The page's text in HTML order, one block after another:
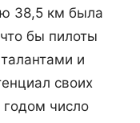
38,5 км была
бы пилоты
и
своих
число